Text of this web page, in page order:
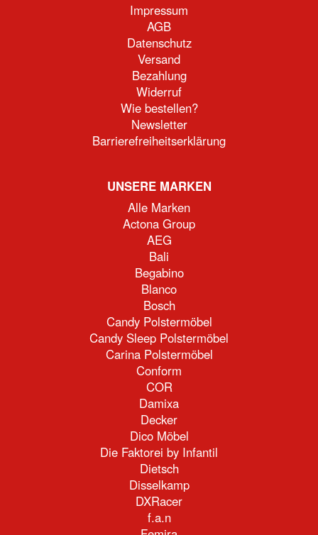
Impressum
AGB
Datenschutz
Versand
Bezahlung
Widerruf
Wie bestellen?
Newsletter
Barrierefreiheitserklärung
UNSERE MARKEN
Alle Marken
Actona Group
AEG
Bali
Begabino
Blanco
Bosch
Candy Polstermöbel
Candy Sleep Polstermöbel
Carina Polstermöbel
Conform
COR
Damixa
Decker
Dico Möbel
Die Faktorei by Infantil
Dietsch
Disselkamp
DXRacer
f.a.n